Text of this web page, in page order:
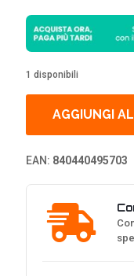
1 disponibili
AGGIUNGI
EAN: 840440495703